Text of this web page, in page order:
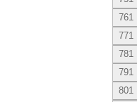
761
771
781
791
801